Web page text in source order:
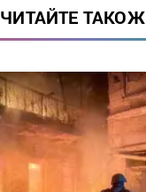
ЧИТАЙТЕ ТАКОЖ